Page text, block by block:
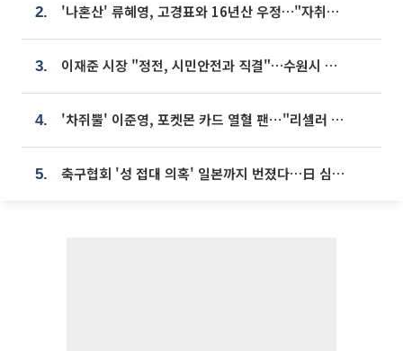
2. '나혼산' 류혜영, 고경표와 16년산 우정…"자취방서 부모님과 마주쳐"
3. 이재준 시장 "정전, 시민안전과 직결"…수원시 비상대응체계 가동
4. '차쥐뿔' 이준영, 포켓몬 카드 열혈 팬⋯"리셀러 처단할 것"
5. 축구협회 '성 접대 의혹' 일본까지 번졌다…日 심판 실명 공개